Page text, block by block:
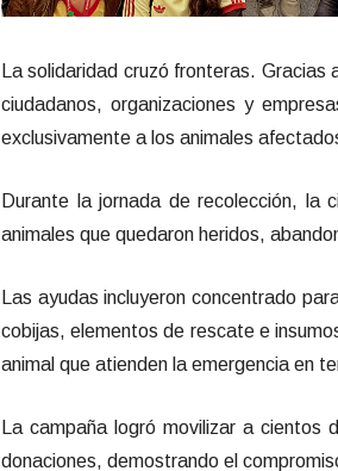
La solidaridad cruzó fronteras.
ciudadanos, organizaciones y
exclusivamente a los animales
Durante la jornada de recolección, la
animales que quedaron heridos,
Las ayudas incluyeron concentrado
cobijas, elementos de rescate e
animal que atienden la emergencia en
La campaña logró movilizar a
donaciones, demostrando el